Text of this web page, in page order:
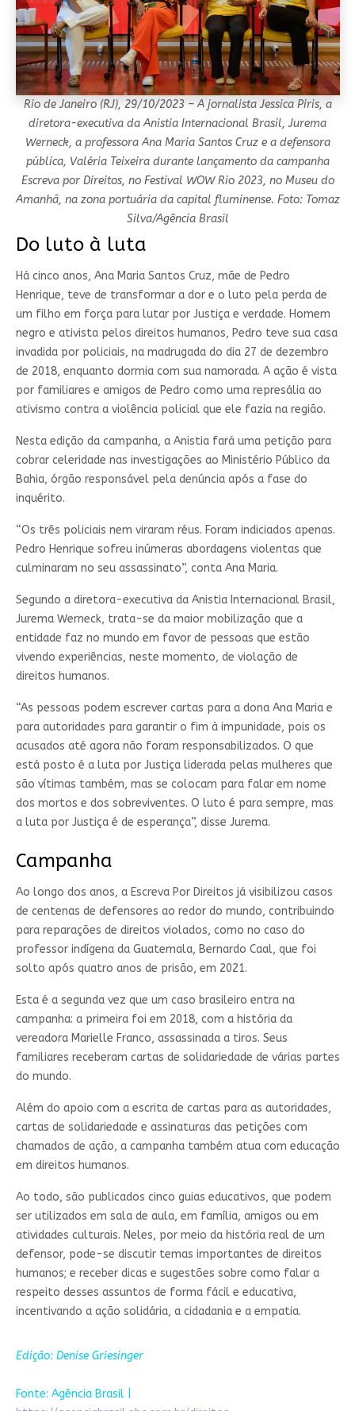
Rio de Janeiro (RJ), 29/10/2023 – A jornalista Jessica Piris, a
diretora-executiva da Anistia Internacional Brasil, Jurema
Werneck, a professora Ana Maria Santos Cruz e a defensora
pública, Valéria Teixeira durante lançamento da campanha
Escreva por Direitos, no Festival WOW Rio 2023, no Museu do
Amanhã, na zona portuária da capital fluminense. Foto: Tomaz
Silva/Agência Brasil
Do luto à luta
Há cinco anos, Ana Maria Santos Cruz, mãe de Pedro
Henrique, teve de transformar a dor e o luto pela perda de
um filho em força para lutar por Justiça e verdade. Homem
negro e ativista pelos direitos humanos, Pedro teve sua casa
invadida por policiais, na madrugada do dia 27 de dezembro
de 2018, enquanto dormia com sua namorada. A ação é vista
por familiares e amigos de Pedro como uma represália ao
ativismo contra a violência policial que ele fazia na região.
Nesta edição da campanha, a Anistia fará uma petição para
cobrar celeridade nas investigações ao Ministério Público da
Bahia, órgão responsável pela denúncia após a fase do
inquérito.
“Os três policiais nem viraram réus. Foram indiciados apenas.
Pedro Henrique sofreu inúmeras abordagens violentas que
culminaram no seu assassinato”, conta Ana Maria.
Segundo a diretora-executiva da Anistia Internacional Brasil,
Jurema Werneck, trata-se da maior mobilização que a
entidade faz no mundo em favor de pessoas que estão
vivendo experiências, neste momento, de violação de
direitos humanos.
“As pessoas podem escrever cartas para a dona Ana Maria e
para autoridades para garantir o fim à impunidade, pois os
acusados até agora não foram responsabilizados. O que
está posto é a luta por Justiça liderada pelas mulheres que
são vítimas também, mas se colocam para falar em nome
dos mortos e dos sobreviventes. O luto é para sempre, mas
a luta por Justiça é de esperança”, disse Jurema.
Campanha
Ao longo dos anos, a Escreva Por Direitos já visibilizou casos
de centenas de defensores ao redor do mundo, contribuindo
para reparações de direitos violados, como no caso do
professor indígena da Guatemala, Bernardo Caal, que foi
solto após quatro anos de prisão, em 2021.
Esta é a segunda vez que um caso brasileiro entra na
campanha: a primeira foi em 2018, com a história da
vereadora Marielle Franco, assassinada a tiros. Seus
familiares receberam cartas de solidariedade de várias partes
do mundo.
Além do apoio com a escrita de cartas para as autoridades,
cartas de solidariedade e assinaturas das petições com
chamados de ação, a campanha também atua com educação
em direitos humanos.
Ao todo, são publicados cinco guias educativos, que podem
ser utilizados em sala de aula, em família, amigos ou em
atividades culturais. Neles, por meio da história real de um
defensor, pode-se discutir temas importantes de direitos
humanos; e receber dicas e sugestões sobre como falar a
respeito desses assuntos de forma fácil e educativa,
incentivando a ação solidária, a cidadania e a empatia.
Edição: Denise Griesinger
Fonte: Agência Brasil |